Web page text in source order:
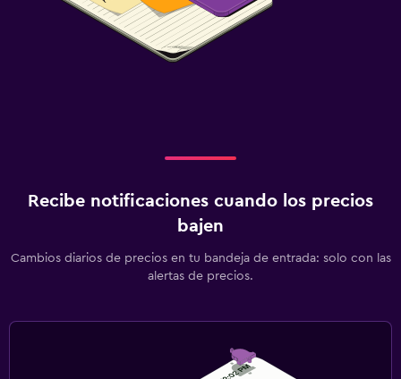
Recibe notificaciones cuando los precios
bajen
Cambios diarios de precios en tu bandeja de entrada: solo con las
alertas de precios.